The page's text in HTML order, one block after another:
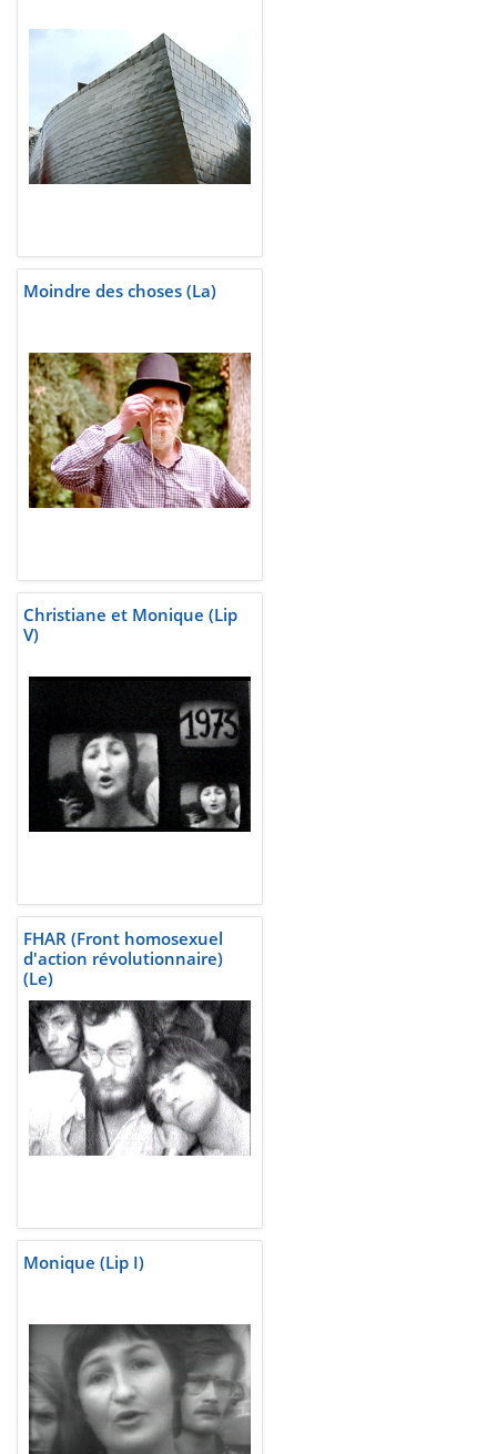
Moindre des choses (La)
Christiane et Monique (Lip
V)
FHAR (Front homosexuel
d'action révolutionnaire)
(Le)
Monique (Lip I)